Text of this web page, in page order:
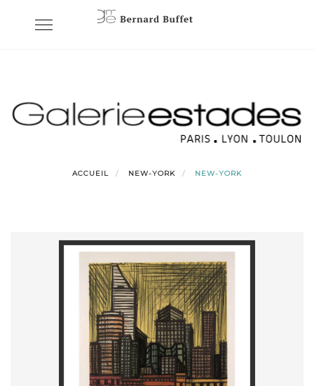
Toggle
ACCUEIL NEW-YORK NEW-YORK